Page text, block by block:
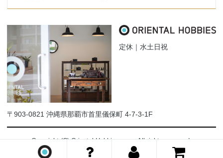
定休｜水土日祝
〒903-0821 沖縄県那覇市首里儀保町 4-7-3-1F
Copyright (C) Oriental-Hobbies.com. All rights reserved.